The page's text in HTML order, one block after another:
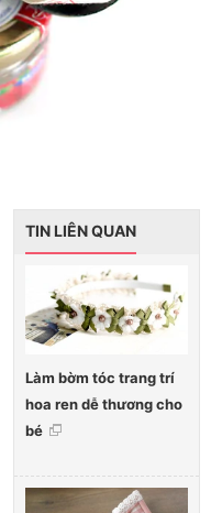
TIN LIÊN QUAN
Làm bờm tóc trang trí
hoa ren dễ thương cho
bé